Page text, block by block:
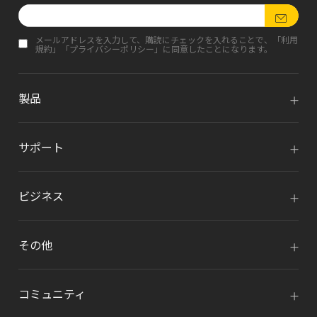
メールアドレスを入力して、購読にチェックを入れることで、「利用
規約 」「プライバシーポリシー 」に同意したことになります。
製品
サポート
ビジネス
その他
コミュニティ